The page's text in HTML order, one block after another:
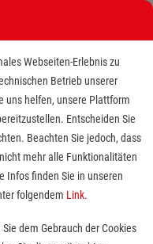
/
(m/w/d)
Webseiten-Erlebnis zu
Betrieb unserer
uns helfen, unsere Plattform
Entscheiden Sie
Beachten Sie jedoch, dass
mehr alle Funktionalitäten
Infos finden Sie in unseren
folgendem Link.
dem Gebrauch der Cookies